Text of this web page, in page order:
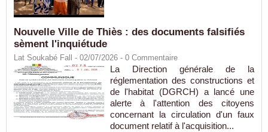
Nouvelle Ville de Thiès : des documents falsifiés
sèment l'inquiétude
Lat Soukabé Fall - 02/07/2026 - 0 Commentaire
La Direction générale de la
réglementation des constructions et
de l'habitat (DGRCH) a lancé une
alerte à l'attention des citoyens
concernant la circulation d'un faux
document relatif à l'acquisition...